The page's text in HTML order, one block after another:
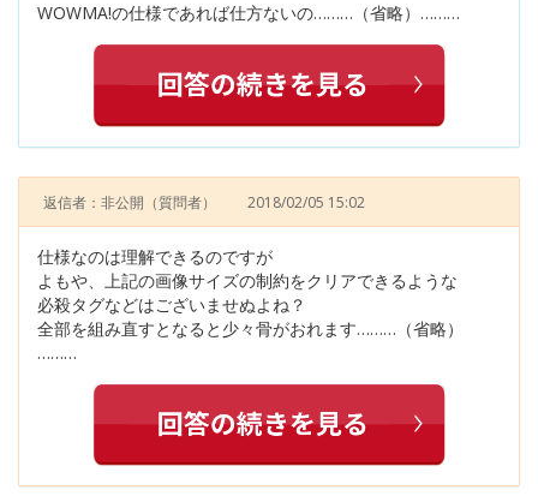
WOWMA!の仕様であれば仕方ないの………（省略）………
返信者：非公開 （質問者） 2018/02/05 15:02
仕様なのは理解できるのですが
よもや、上記の画像サイズの制約をクリアできるような
必殺タグなどはございませぬよね？
全部を組み直すとなると少々骨がおれます………（省略）
………